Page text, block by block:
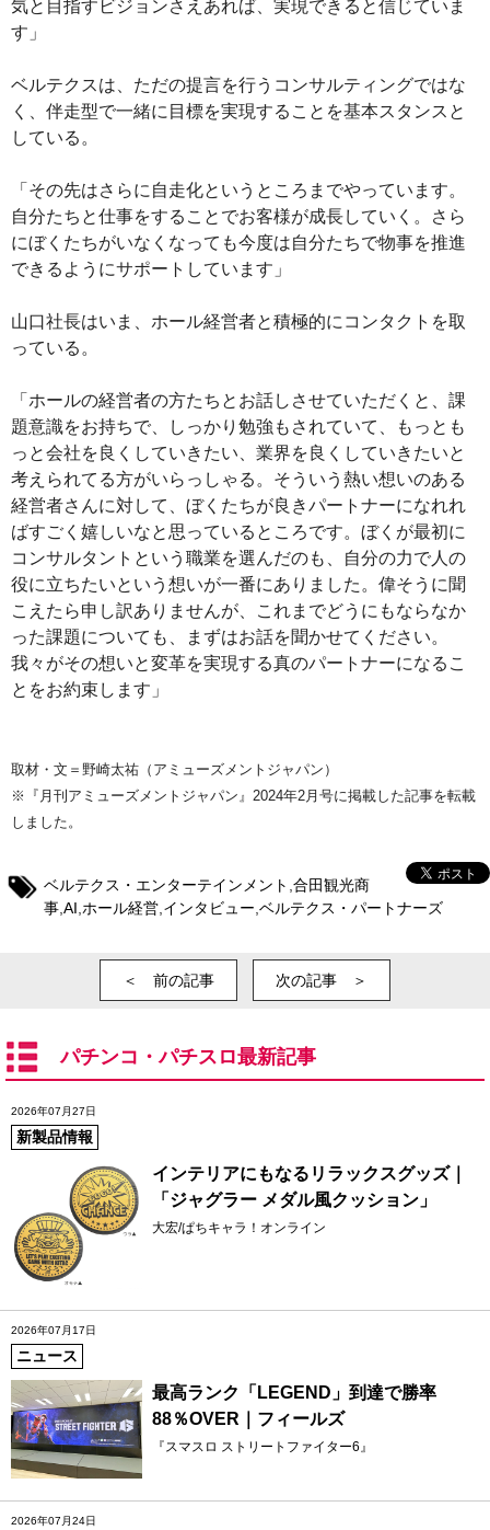
気と目指すビジョンさえあれば、実現できると信じていま
す」
ベルテクスは、ただの提言を行うコンサルティングではな
く、伴走型で一緒に目標を実現することを基本スタンスと
している。
「その先はさらに自走化というところまでやっています。
自分たちと仕事をすることでお客様が成長していく。さら
にぼくたちがいなくなっても今度は自分たちで物事を推進
できるようにサポートしています」
山口社長はいま、ホール経営者と積極的にコンタクトを取
っている。
「ホールの経営者の方たちとお話しさせていただくと、課
題意識をお持ちで、しっかり勉強もされていて、もっとも
っと会社を良くしていきたい、業界を良くしていきたいと
考えられてる方がいらっしゃる。そういう熱い想いのある
経営者さんに対して、ぼくたちが良きパートナーになれれ
ばすごく嬉しいなと思っているところです。ぼくが最初に
コンサルタントという職業を選んだのも、自分の力で人の
役に立ちたいという想いが一番にありました。偉そうに聞
こえたら申し訳ありませんが、これまでどうにもならなか
った課題についても、まずはお話を聞かせてください。
我々がその想いと変革を実現する真のパートナーになるこ
とをお約束します」
取材・文＝野崎太祐（アミューズメントジャパン）
※『月刊アミューズメントジャパン』2024年2月号に掲載した記事を転載
しました。
ベルテクス・エンターテインメント 合田観光商
事 AI ホール経営 インタビュー ベルテクス・パートナーズ
＜ 前の記事 次の記事 ＞
パチンコ・パチスロ最新記事
2026年07月27日
新製品情報
インテリアにもなるリラックスグッズ｜
「ジャグラー メダル風クッション」
大宏/ぱちキャラ！オンライン
2026年07月17日
ニュース
最高ランク「LEGEND」到達で勝率
88％OVER｜フィールズ
『スマスロ ストリートファイター6』
2026年07月24日